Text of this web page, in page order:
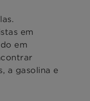
em
em
a gasolina e